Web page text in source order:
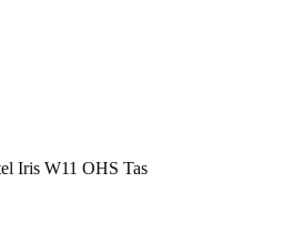
Iris W11 OHS Tas